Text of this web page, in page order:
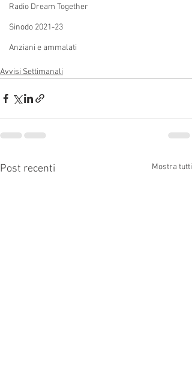
Radio Dream Together
Sinodo 2021-23
Anziani e ammalati
Avvisi Settimanali
Post recenti Mostra tutti